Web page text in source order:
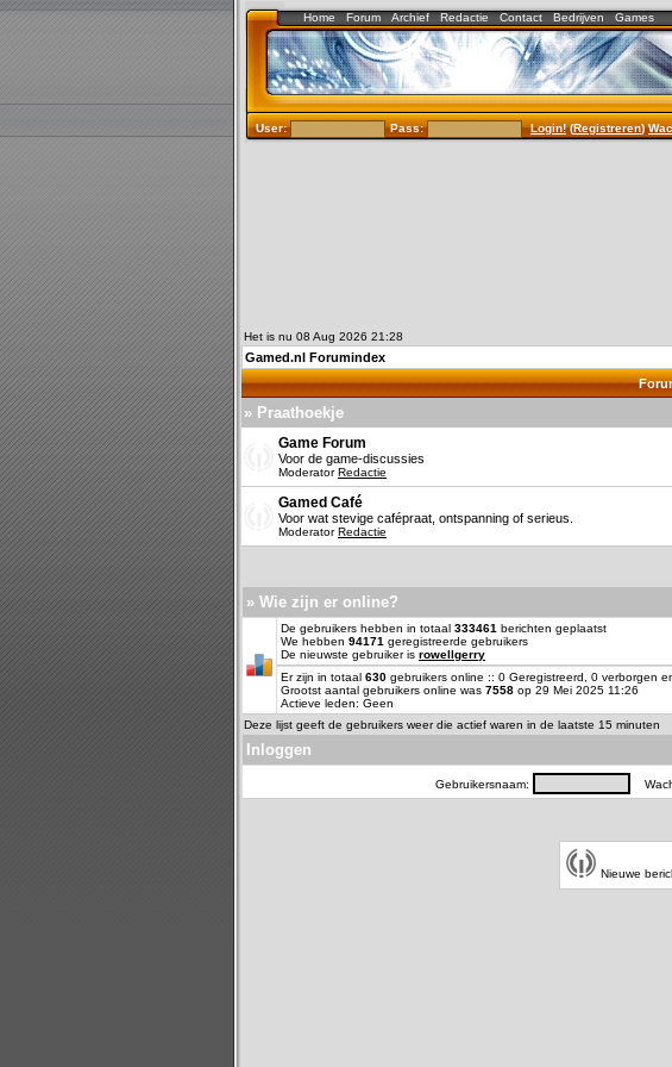
Home Forum Archief Redactie Contact Bedrijven Games
User: Pass: Login!(Registreren)
Het is nu 08 Aug 2026 21:28
Gamed.nl Forumindex
» Praathoekje
Game Forum
Voor de game-discussies
ModeratorRedactie
Gamed Café
Voor wat stevige cafépraat, ontspanning of serieus.
ModeratorRedactie
» Wie zijn er online?
De gebruikers hebben in totaal 333461 berichten geplaatst
We hebben 94171 geregistreerde gebruikers
De nieuwste gebruiker is rowellgerry
Er zijn in totaal 630 gebruikers online :: 0 Geregistreerd, 0 verborgen
Grootst aantal gebruikers online was 7558 op 29 Mei 2025 11:26
Actieve leden: Geen
Deze lijst geeft de gebruikers weer die actief waren in de laatste 15 minuten
Inloggen
Gebruikersnaam:
Nieuwe